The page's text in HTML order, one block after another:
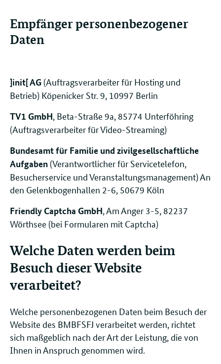
Empfänger personenbezogener
Daten
]init[ AG (Auftragsverarbeiter für Hosting und
Betrieb) Köpenicker Str. 9, 10997 Berlin
TV1 GmbH, Beta-Straße 9a, 85774 Unterföhring
(Auftragsverarbeiter für Video-Streaming)
Bundesamt für Familie und zivilgesellschaftliche
Aufgaben (Verantwortlicher für Servicetelefon,
Besucherservice und Veranstaltungsmanagement) An
den Gelenkbogenhallen 2-6, 50679 Köln
Friendly Captcha GmbH, Am Anger 3-5, 82237
Wörthsee (bei Formularen mit Captcha)
Welche Daten werden beim
Besuch dieser Website
verarbeitet?
Welche personenbezogenen Daten beim Besuch der
Website des BMBFSFJ verarbeitet werden, richtet
sich maßgeblich nach der Art der Leistung, die von
Ihnen in Anspruch genommen wird.